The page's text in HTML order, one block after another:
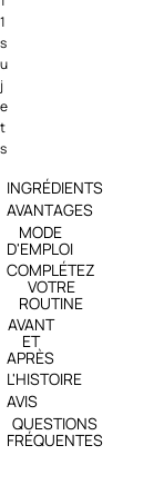
1
s
u
j
e
t
s
INGRÉDIENTS
AVANTAGES
MODE
D'EMPLOI
COMPLÉTEZ
VOTRE
ROUTINE
AVANT
ET
APRÈS
L'HISTOIRE
AVIS
QUESTIONS
FRÉQUENTES